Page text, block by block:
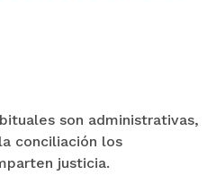
son administrativas,
conciliación los
justicia.